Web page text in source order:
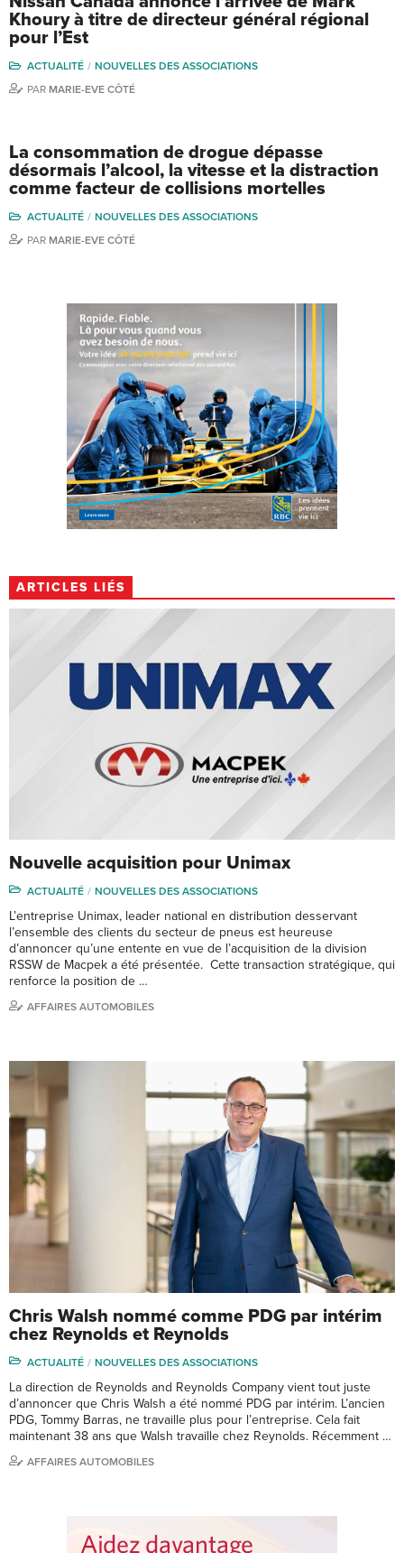
Khoury à titre de directeur général régional
pour l’Est
ACTUALITÉ
NOUVELLES DES ASSOCIATIONS
PAR MARIE-EVE CÔTÉ
La consommation de drogue dépasse
désormais l’alcool, la vitesse et la distraction
comme facteur de collisions mortelles
ACTUALITÉ
NOUVELLES DES ASSOCIATIONS
PAR MARIE-EVE CÔTÉ
ARTICLES LIÉS
Nouvelle acquisition pour Unimax
ACTUALITÉ NOUVELLES DES ASSOCIATIONS
L’entreprise Unimax, leader national en distribution desservant
l’ensemble des clients du secteur de pneus est heureuse
d’annoncer qu’une entente en vue de l’acquisition de la division
RSSW de Macpek a été présentée. Cette transaction stratégique, qui
renforce la position de …
AFFAIRES AUTOMOBILES
Chris Walsh nommé comme PDG par intérim
chez Reynolds et Reynolds
ACTUALITÉ NOUVELLES DES ASSOCIATIONS
La direction de Reynolds and Reynolds Company vient tout juste
d’annoncer que Chris Walsh a été nommé PDG par intérim. L’ancien
PDG, Tommy Barras, ne travaille plus pour l’entreprise. Cela fait
maintenant 38 ans que Walsh travaille chez Reynolds. Récemment …
AFFAIRES AUTOMOBILES